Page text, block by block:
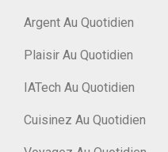
Argent Au Quotidien
Plaisir Au Quotidien
IATech Au Quotidien
Cuisinez Au Quotidien